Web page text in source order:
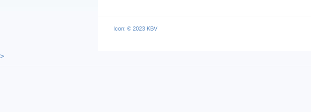
Icon: © 2023 KBV
>